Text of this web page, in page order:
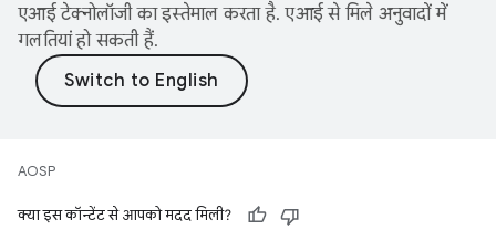
एआई टेक्नोलॉजी का इस्तेमाल करता है. एआई से मिले अनुवादों में
गलतियां हो सकती हैं.
AOSP
क्या इस कॉन्टेंट से आपको मदद मिली?